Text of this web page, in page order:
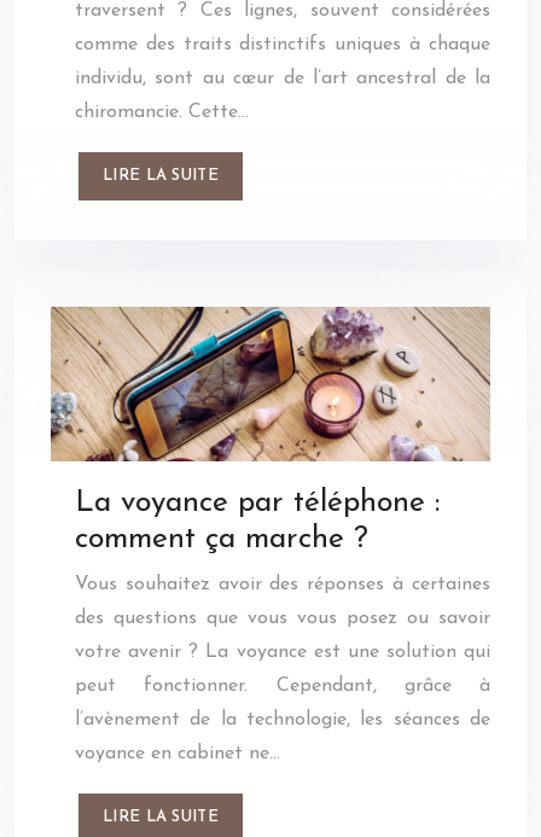
traversent ? Ces lignes, souvent considérées
comme des traits distinctifs uniques à chaque
individu, sont au cœur de l’art ancestral de la
chiromancie. Cette…
LIRE LA SUITE
La voyance par téléphone :
comment ça marche ?
Vous souhaitez avoir des réponses à certaines
des questions que vous vous posez ou savoir
votre avenir ? La voyance est une solution qui
peut fonctionner. Cependant, grâce à
l’avènement de la technologie, les séances de
voyance en cabinet ne…
LIRE LA SUITE